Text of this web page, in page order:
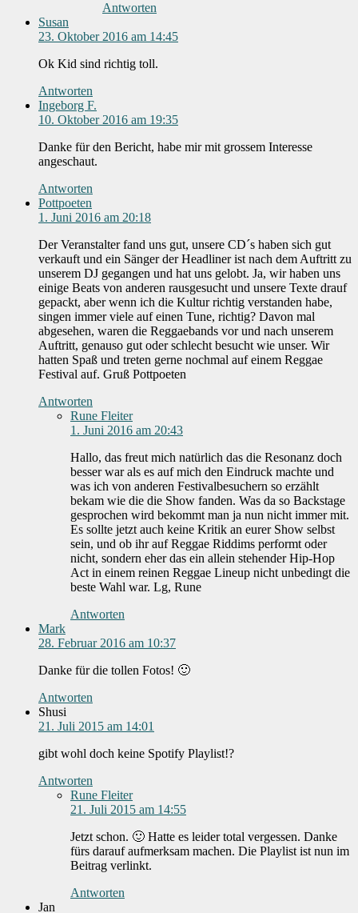
Antworten
Susan
23. Oktober 2016 am 14:45
Ok Kid sind richtig toll.
Antworten
Ingeborg F.
10. Oktober 2016 am 19:35
Danke für den Bericht, habe mir mit grossem Interesse
angeschaut.
Antworten
Pottpoeten
1. Juni 2016 am 20:18
Der Veranstalter fand uns gut, unsere CD´s haben sich gut
verkauft und ein Sänger der Headliner ist nach dem Auftritt zu
unserem DJ gegangen und hat uns gelobt. Ja, wir haben uns
einige Beats von anderen rausgesucht und unsere Texte drauf
gepackt, aber wenn ich die Kultur richtig verstanden habe,
singen immer viele auf einen Tune, richtig? Davon mal
abgesehen, waren die Reggaebands vor und nach unserem
Auftritt, genauso gut oder schlecht besucht wie unser. Wir
hatten Spaß und treten gerne nochmal auf einem Reggae
Festival auf. Gruß Pottpoeten
Antworten
Rune Fleiter
1. Juni 2016 am 20:43
Hallo, das freut mich natürlich das die Resonanz doch
besser war als es auf mich den Eindruck machte und
was ich von anderen Festivalbesuchern so erzählt
bekam wie die die Show fanden. Was da so Backstage
gesprochen wird bekommt man ja nun nicht immer mit.
Es sollte jetzt auch keine Kritik an eurer Show selbst
sein, und ob ihr auf Reggae Riddims performt oder
nicht, sondern eher das ein allein stehender Hip-Hop
Act in einem reinen Reggae Lineup nicht unbedingt die
beste Wahl war. Lg, Rune
Antworten
Mark
28. Februar 2016 am 10:37
Danke für die tollen Fotos! 🙂
Antworten
Shusi
21. Juli 2015 am 14:01
gibt wohl doch keine Spotify Playlist!?
Antworten
Rune Fleiter
21. Juli 2015 am 14:55
Jetzt schon. 🙂 Hatte es leider total vergessen. Danke
fürs darauf aufmerksam machen. Die Playlist ist nun im
Beitrag verlinkt.
Antworten
Jan